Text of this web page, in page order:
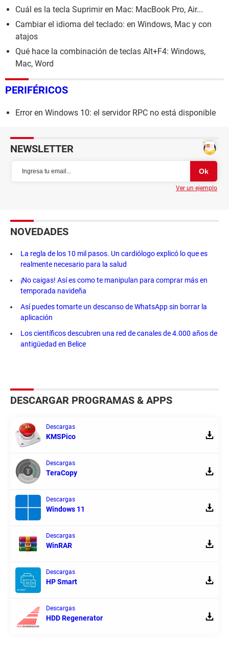
Cuál es la tecla Suprimir en Mac: MacBook Pro, Air...
Cambiar el idioma del teclado: en Windows, Mac y con
atajos
Qué hace la combinación de teclas Alt+F4: Windows,
Mac, Word
PERIFÉRICOS
Error en Windows 10: el servidor RPC no está disponible
NEWSLETTER
Ver un ejemplo
NOVEDADES
La regla de los 10 mil pasos. Un cardiólogo explicó lo que es
realmente necesario para la salud
¡No caigas! Así es como te manipulan para comprar más en
temporada navideña
Así puedes tomarte un descanso de WhatsApp sin borrar la
aplicación
Los científicos descubren una red de canales de 4.000 años de
antigüedad en Belice
DESCARGAR PROGRAMAS & APPS
Descargas
KMSPico
Descargas
TeraCopy
Descargas
Windows 11
Descargas
WinRAR
Descargas
HP Smart
Descargas
HDD Regenerator